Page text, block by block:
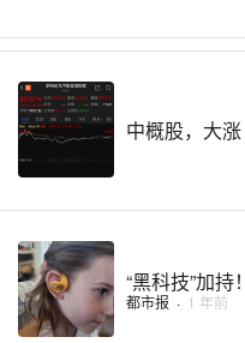
中概股，大涨
“黑科技”加
都市报 · 1 年前